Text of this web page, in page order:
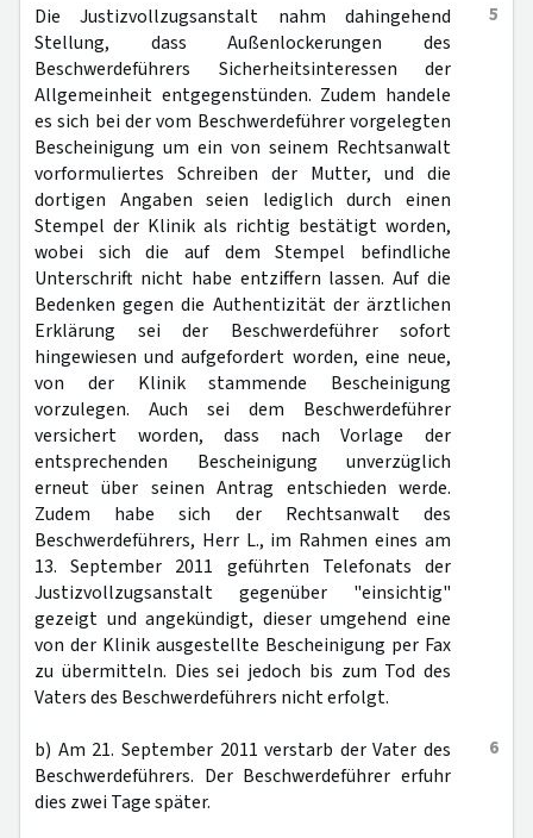
5
Die Justizvollzugsanstalt nahm dahingehend
Stellung, dass Außenlockerungen des
Beschwerdeführers Sicherheitsinteressen der
Allgemeinheit entgegenstünden. Zudem handele
es sich bei der vom Beschwerdeführer vorgelegten
Bescheinigung um ein von seinem Rechtsanwalt
vorformuliertes Schreiben der Mutter, und die
dortigen Angaben seien lediglich durch einen
Stempel der Klinik als richtig bestätigt worden,
wobei sich die auf dem Stempel befindliche
Unterschrift nicht habe entziffern lassen. Auf die
Bedenken gegen die Authentizität der ärztlichen
Erklärung sei der Beschwerdeführer sofort
hingewiesen und aufgefordert worden, eine neue,
von der Klinik stammende Bescheinigung
vorzulegen. Auch sei dem Beschwerdeführer
versichert worden, dass nach Vorlage der
entsprechenden Bescheinigung unverzüglich
erneut über seinen Antrag entschieden werde.
Zudem habe sich der Rechtsanwalt des
Beschwerdeführers, Herr L., im Rahmen eines am
13. September 2011 geführten Telefonats der
Justizvollzugsanstalt gegenüber "einsichtig"
gezeigt und angekündigt, dieser umgehend eine
von der Klinik ausgestellte Bescheinigung per Fax
zu übermitteln. Dies sei jedoch bis zum Tod des
Vaters des Beschwerdeführers nicht erfolgt.
6
b) Am 21. September 2011 verstarb der Vater des
Beschwerdeführers. Der Beschwerdeführer erfuhr
dies zwei Tage später.